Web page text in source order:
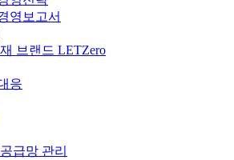
영보고서
브랜드 LETZero
응
급망 관리